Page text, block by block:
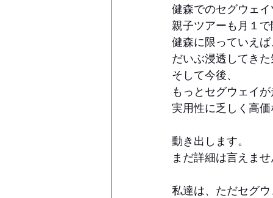
健森でのセグウェ
親子ツアーも月１
健森に限っていえ
だいぶ浸透してき
そして今後、
もっとセグウェイ
実用性に乏しく高
動き出します。
まだ詳細は言えま
私達は、ただセグ